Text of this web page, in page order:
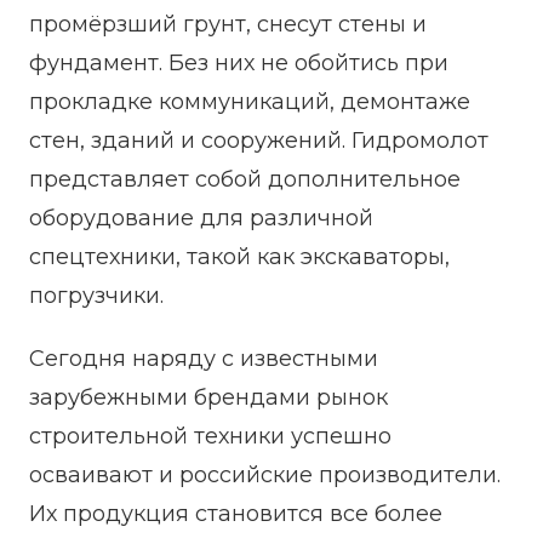
промёрзший грунт, снесут стены и
фундамент. Без них не обойтись при
прокладке коммуникаций, демонтаже
стен, зданий и сооружений. Гидромолот
представляет собой дополнительное
оборудование для различной
спецтехники, такой как экскаваторы,
погрузчики.
Сегодня наряду с известными
зарубежными брендами рынок
строительной техники успешно
осваивают и российские производители.
Их продукция становится все более